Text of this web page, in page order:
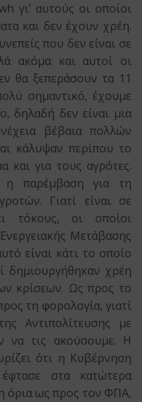
γι’ αυτούς οι οποίοι
και δεν έχουν χρέη.
που δεν είναι σε
ακόμα και αυτοί οι
θα ξεπεράσουν τα 11
σημαντικό, έχουμε
δηλαδή δεν είναι μια
βέβαια πολλών
κάλυψαν περίπου το
για τους αγρότες.
η παρέμβαση για τη
Γιατί είναι σε
τόκους, οι οποίοι
Μετάβασης
είναι κάτι το οποίο
δημιουργήθηκαν χρέη
κρίσεων. Ως προς το
τη φορολογία, γιατί
Αντιπολίτευσης με
να τις ακούσουμε. Η
ότι η Κυβέρνηση
στα κατώτερα
όρια ως προς τον ΦΠΑ,